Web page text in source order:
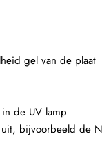
gel van de plaat
de UV lamp
bijvoorbeeld de